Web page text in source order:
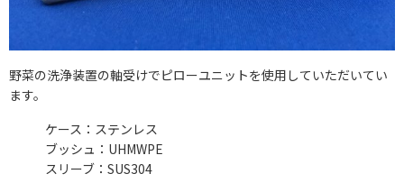
野菜の洗浄装置の軸受けでピローユニットを使用していただいてい
ます。
ケース：ステンレス
ブッシュ： UHMWPE
スリーブ： SUS304